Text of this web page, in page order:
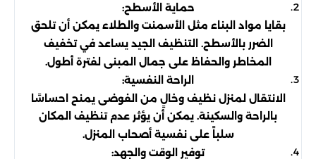
حماية الأسطح:
بقايا مواد البناء مثل الأسمنت والطلاء يمكن أن تلحق
الضرر بالأسطح. التنظيف الجيد يساعد في تخفيف
المخاطر والحفاظ على جمال المبنى لفترة أطول.
الراحة النفسية:
الانتقال لمنزل نظيف وخالٍ من الفوضى يمنح احساسًا
بالراحة والسكينة. يمكن أن يؤثر عدم تنظيف المكان
سلباً على نفسية أصحاب المنزل.
توفير الوقت والجهد: